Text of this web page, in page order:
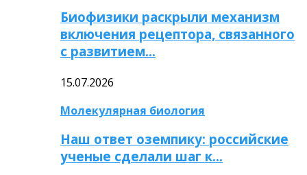
Биофизики раскрыли механизм
включения рецептора, связанного
с развитием…
15.07.2026
Молекулярная биология
Наш ответ оземпику: российские
ученые сделали шаг к…